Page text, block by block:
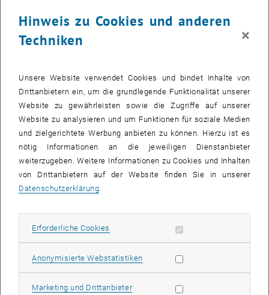
Subseiten von ETIT
Subseiten von ETIT
Subseiten von ETIT
Subseiten von ETIT
Subseiten von ETIT für
Subseiten von ETIT
Die TU-Forscherin, die sich wissenschaftlich mit Lasern und
Materialforschung beschäftigt, bereitet sich auf eine Analog-
Mission vor, in der man…
Hinweis zu Cookies und anderen
Techniken
×
Unsere Website verwendet Cookies und bindet Inhalte von
Drittanbietern ein, um die grundlegende Funktionalität unserer
Website zu gewährleisten sowie die Zugriffe auf unserer
Website zu analysieren und um Funktionen für soziale Medien
und zielgerichtete Werbung anbieten zu können. Hierzu ist es
nötig Informationen an die jeweiligen Dienstanbieter
weiterzugeben. Weitere Informationen zu Cookies und Inhalten
von Drittanbietern auf der Website finden Sie in unserer
Datenschutzerklärung
Erforderliche Cookies Erforderliche Cookies zulassen
Anonymisierte WebstatistikenStatistik Cookies zulassen
Marketing und DrittanbieterMarketing Cookies zulassen